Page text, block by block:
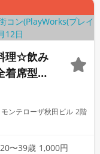
理☆飲み
着席型】
参加も
ンテローザ秋田ビル 2階
20〜39歳 1,000円